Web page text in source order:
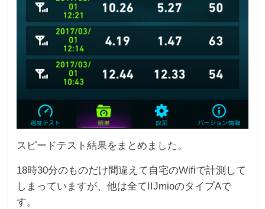
スピードテスト結果をまとめました。
18時30分のものだけ間違えて自宅のWifiで計測して
しまっていますが、他は全てIIJmioのタイプAで
す。